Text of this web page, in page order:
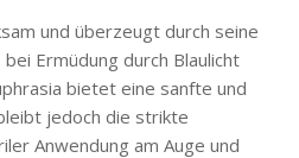
und überzeugt durch seine
Ermüdung durch Blaulicht
bietet eine sanfte und
jedoch die strikte
Anwendung am Auge und